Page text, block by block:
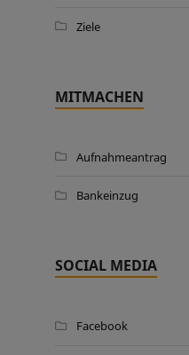
Ziele
MITMACHEN
Aufnahmeantrag
Bankeinzug
SOCIAL MEDIA
Facebook